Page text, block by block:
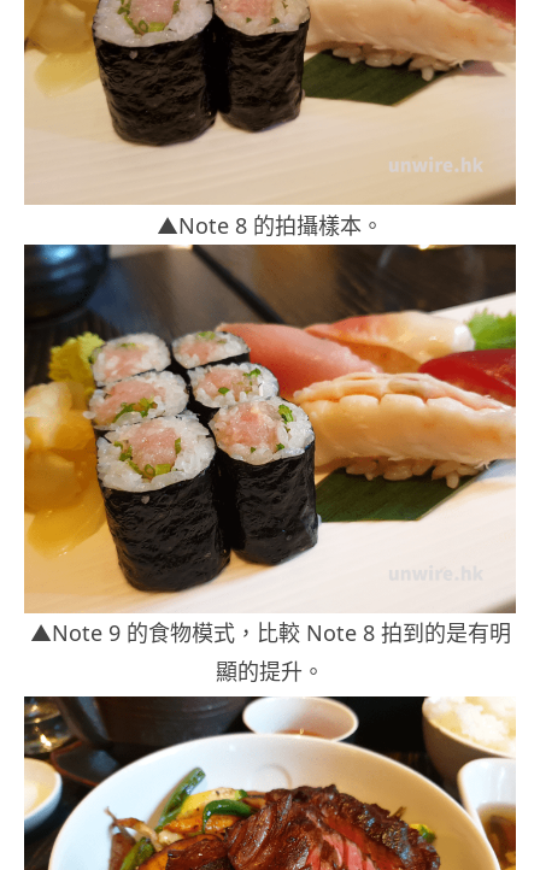
▲Note 8 的拍攝樣本。
▲Note 9 的食物模式，比較 Note 8 拍到的是有明
顯的提升。